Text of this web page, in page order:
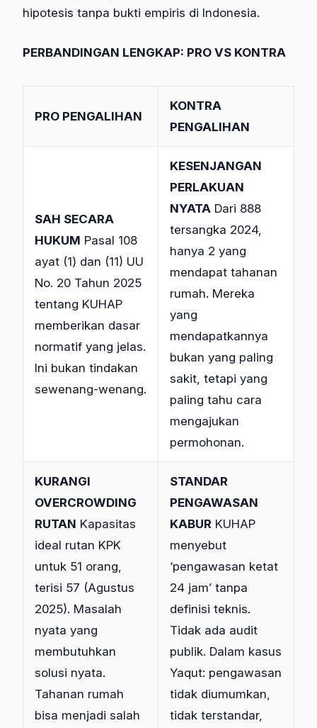
hipotesis tanpa bukti empiris di Indonesia.
PERBANDINGAN LENGKAP: PRO VS KONTRA
PRO PENGALIHAN
KONTRA
PENGALIHAN
SAH SECARA
HUKUM Pasal 108
ayat (1) dan (11) UU
No. 20 Tahun 2025
tentang KUHAP
memberikan dasar
normatif yang jelas.
Ini bukan tindakan
sewenang-wenang.
KESENJANGAN
PERLAKUAN
NYATA Dari 888
tersangka 2024,
hanya 2 yang
mendapat tahanan
rumah. Mereka
yang
mendapatkannya
bukan yang paling
sakit, tetapi yang
paling tahu cara
mengajukan
permohonan.
KURANGI
OVERCROWDING
RUTAN Kapasitas
ideal rutan KPK
untuk 51 orang,
terisi 57 (Agustus
2025). Masalah
nyata yang
membutuhkan
solusi nyata.
Tahanan rumah
bisa menjadi salah
STANDAR
PENGAWASAN
KABUR KUHAP
menyebut
‘pengawasan ketat
24 jam’ tanpa
definisi teknis.
Tidak ada audit
publik. Dalam kasus
Yaqut: pengawasan
tidak diumumkan,
tidak terstandar,